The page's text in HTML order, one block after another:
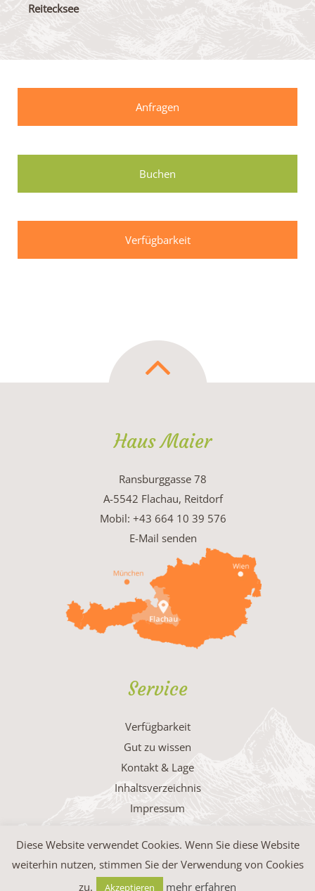
Reitecksee
Anfragen
Buchen
Verfügbarkeit
Haus Maier
Ransburggasse 78
A-5542 Flachau, Reitdorf
Mobil: +43 664 10 39 576
E-Mail senden
Service
Verfügbarkeit
Gut zu wissen
Kontakt & Lage
Inhaltsverzeichnis
Impressum
© IMPULS Werbeagentur
Diese Website verwendet Cookies. Wenn Sie diese Website
weiterhin nutzen, stimmen Sie der Verwendung von Cookies
zu.
Akzeptieren mehr erfahren